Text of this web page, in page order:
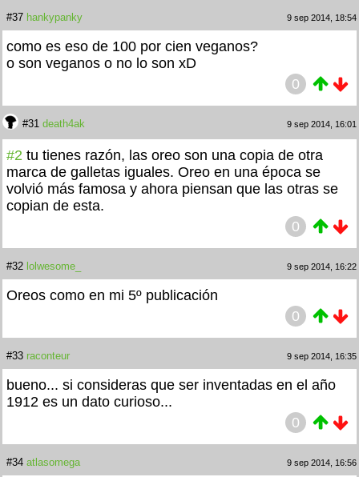
#37 hankypanky 9 sep 2014, 18:54
como es eso de 100 por cien veganos?
o son veganos o no lo son xD
0
#31 death4ak 9 sep 2014, 16:01
#2 tu tienes razón, las oreo son una copia de otra
marca de galletas iguales. Oreo en una época se
volvió más famosa y ahora piensan que las otras se
copian de esta.
0
#32 lolwesome_ 9 sep 2014, 16:22
Oreos como en mi 5º publicación
0
#33 raconteur 9 sep 2014, 16:35
bueno... si consideras que ser inventadas en el año
1912 es un dato curioso...
0
#34 atlasomega 9 sep 2014, 16:56